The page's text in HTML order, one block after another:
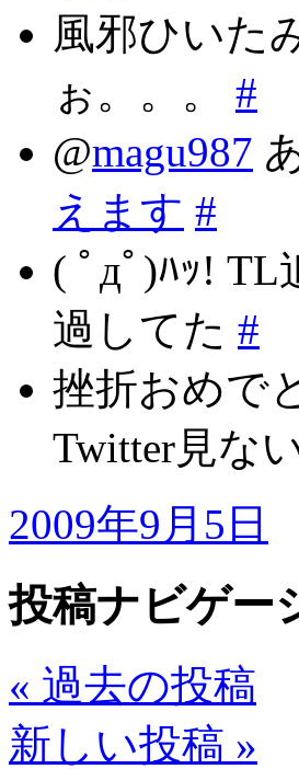
風邪ひいた
ぉ。。。 #
@magu987
えます #
( ﾟдﾟ)ﾊｯ!
過してた #
挫折おめで
Twitter見な
2009年9月5日
投稿ナビゲー
« 過去の投稿
新しい投稿 »